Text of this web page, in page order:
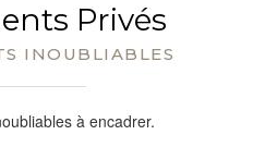
Privés
INOUBLIABLES
à encadrer.